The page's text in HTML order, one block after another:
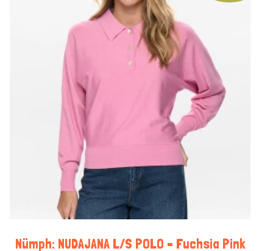
Nümph: NUDAJANA L/S POLO – Fuchsia Pink